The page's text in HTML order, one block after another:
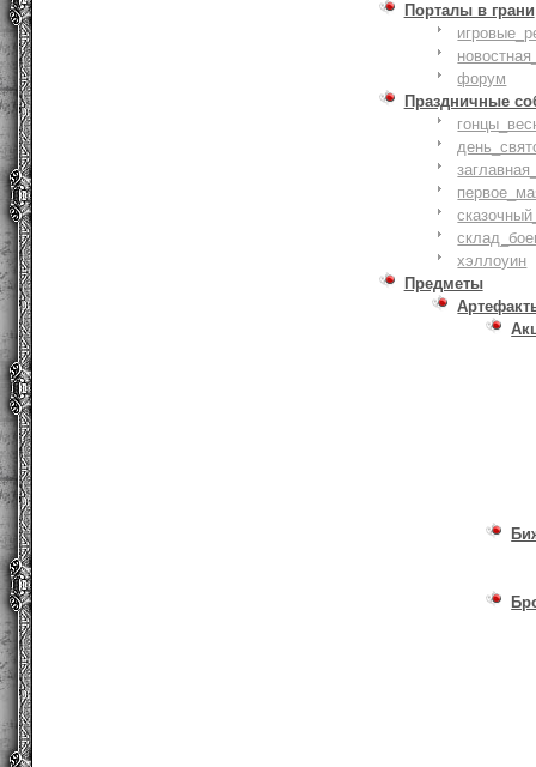
Порталы в грани
форум
Праздничные
хэллоуин
Предметы